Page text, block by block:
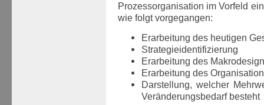
Prozessorganisation im Vorfeld
wie folgt vorgegangen:
Erarbeitung des heutigen
Strategieidentifizierung
Erarbeitung des
Erarbeitung des
Darstellung, welcher
Veränderungsbedarf besteht